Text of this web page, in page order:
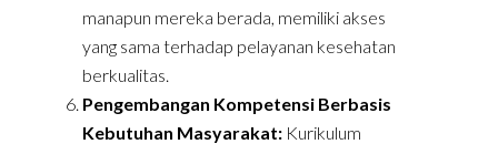
manapun mereka berada, memiliki akses
yang sama terhadap pelayanan kesehatan
berkualitas.
Pengembangan Kompetensi Berbasis
Kebutuhan Masyarakat: Kurikulum